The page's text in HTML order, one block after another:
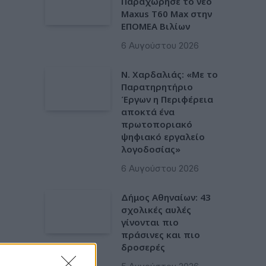
Maxus T60 Max στην
ΕΠΟΜΕΑ Βιλίων
6 Αυγούστου 2026
Ν. Χαρδαλιάς: «Με το
Παρατηρητήριο
Έργων η Περιφέρεια
αποκτά ένα
πρωτοποριακό
ψηφιακό εργαλείο
λογοδοσίας»
6 Αυγούστου 2026
Δήμος Αθηναίων: 43
σχολικές αυλές
γίνονται πιο
πράσινες και πιο
δροσερές